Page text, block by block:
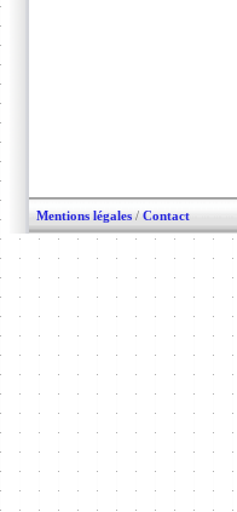
Mentions légales / Contact